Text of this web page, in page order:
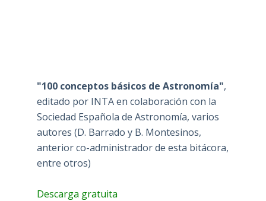
"100 conceptos básicos de Astronomía",
editado por INTA en colaboración con la
Sociedad Española de Astronomía, varios
autores (D. Barrado y B. Montesinos,
anterior co-administrador de esta bitácora,
entre otros)
Descarga gratuita